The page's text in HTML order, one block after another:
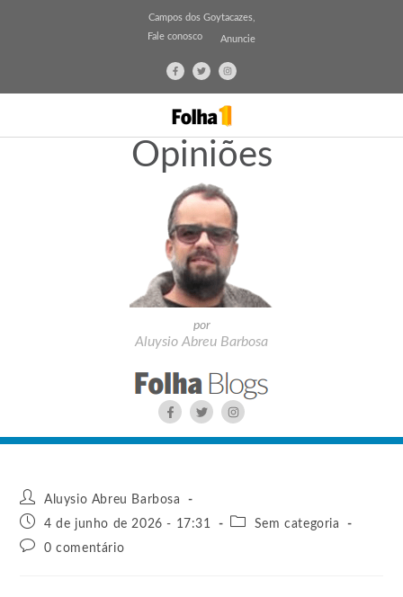
Campos dos Goytacazes,
Fale conosco
Anuncie
Opiniões
por
Aluysio Abreu Barbosa
Aluysio Abreu Barbosa
4 de junho de 2026 - 17:31
Sem categoria
0 comentário